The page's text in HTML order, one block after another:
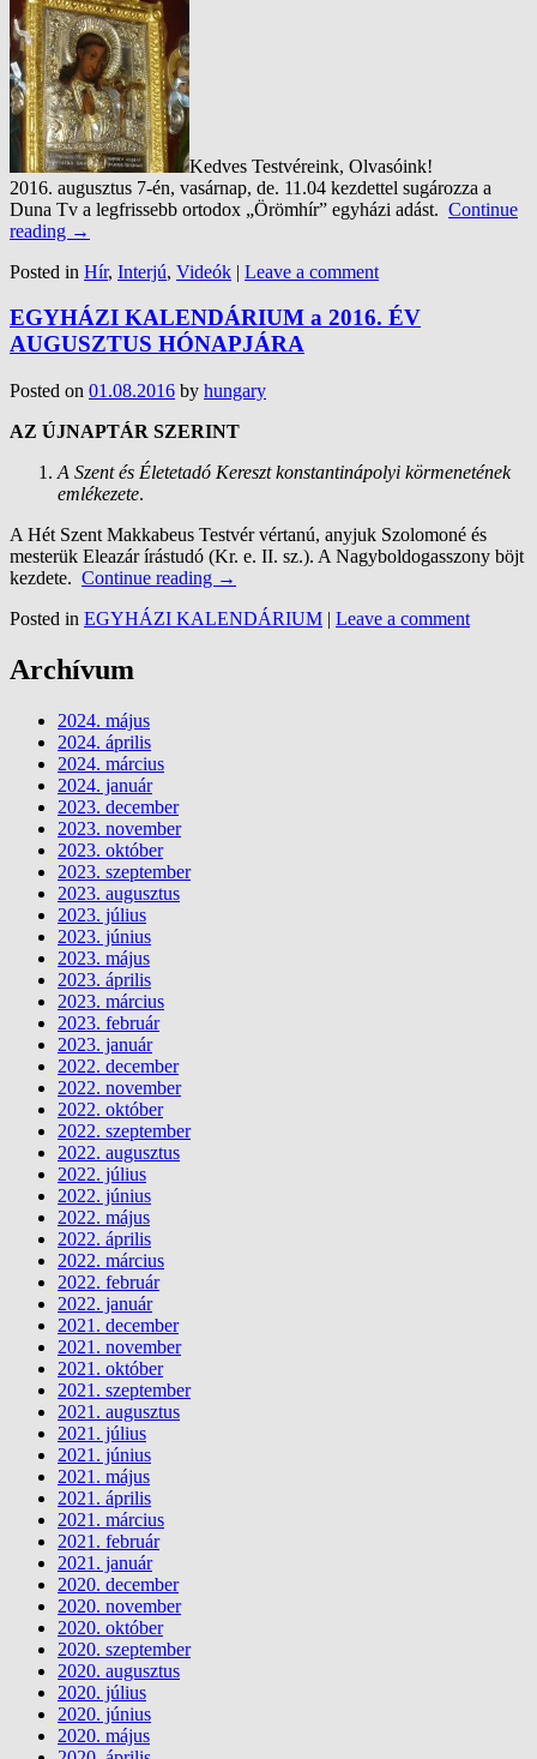
Kedves Testvéreink, Olvasóink!
2016. augusztus 7-én, vasárnap, de. 11.04 kezdettel sugározza a
Duna Tv a legfrissebb ortodox „Örömhír” egyházi adást. Continue
reading →
Posted in Hír, Interjú, Videók | Leave a comment
EGYHÁZI KALENDÁRIUM a 2016. ÉV
AUGUSZTUS HÓNAPJÁRA
Posted on 01.08.2016 by hungary
AZ ÚJNAPTÁR SZERINT
A Szent és Életetadó Kereszt konstantinápolyi körmenetének
emlékezete.
A Hét Szent Makkabeus Testvér vértanú, anyjuk Szolomoné és
mesterük Eleazár írástudó (Kr. e. II. sz.). A Nagyboldogasszony böjt
kezdete. Continue reading →
Posted in EGYHÁZI KALENDÁRIUM | Leave a comment
Archívum
2024. május
2024. április
2024. március
2024. január
2023. december
2023. november
2023. október
2023. szeptember
2023. augusztus
2023. július
2023. június
2023. május
2023. április
2023. március
2023. február
2023. január
2022. december
2022. november
2022. október
2022. szeptember
2022. augusztus
2022. július
2022. június
2022. május
2022. április
2022. március
2022. február
2022. január
2021. december
2021. november
2021. október
2021. szeptember
2021. augusztus
2021. július
2021. június
2021. május
2021. április
2021. március
2021. február
2021. január
2020. december
2020. november
2020. október
2020. szeptember
2020. augusztus
2020. július
2020. június
2020. május